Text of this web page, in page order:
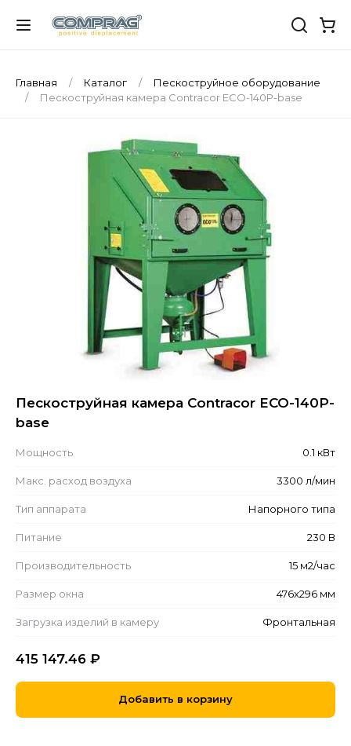
Главная Каталог
Пескоструйное оборудование
Пескоструйная камера Contracor ECO-140P-base
Пескоструйная камера Contracor ECO-140P-
base
Мощность 0.1 кВт
Макс. расход воздуха 3300 л/мин
Тип аппарата Напорного типа
Питание 230 В
Производительность 15 м2/час
Размер окна 476x296 мм
Загрузка изделий в камеру Фронтальная
415 147.46 ₽
Добавить в корзину